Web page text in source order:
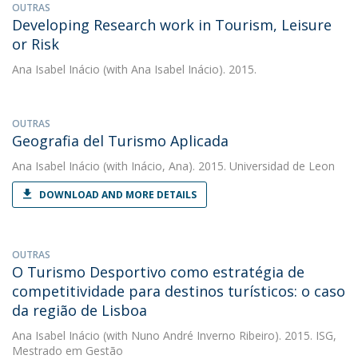
OUTRAS
Developing Research work in Tourism, Leisure
or Risk
Ana Isabel Inácio (with Ana Isabel Inácio). 2015.
OUTRAS
Geografia del Turismo Aplicada
Ana Isabel Inácio (with Inácio, Ana). 2015. Universidad de Leon
DOWNLOAD AND MORE DETAILS
OUTRAS
O Turismo Desportivo como estratégia de
competitividade para destinos turísticos: o caso
da região de Lisboa
Ana Isabel Inácio (with Nuno André Inverno Ribeiro). 2015. ISG,
Mestrado em Gestão